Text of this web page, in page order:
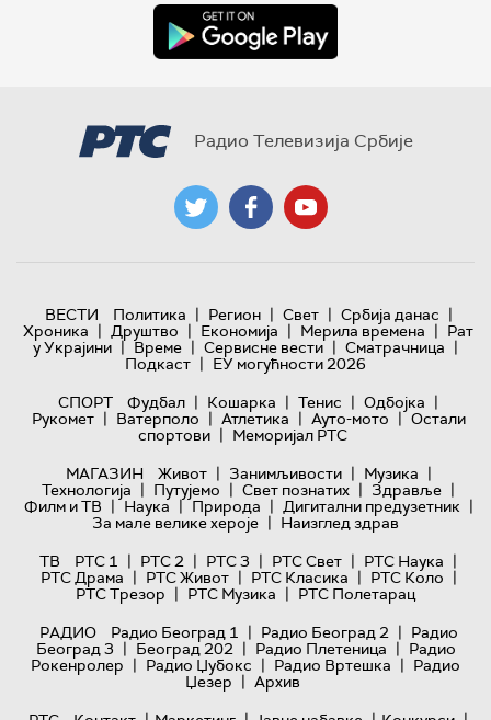
Радио Телевизија Србије
ВЕСТИ Политика | Регион | Свет | Србија данас |
Хроника | Друштво | Економија | Мерила времена | Рат
у Украјини | Време | Сервисне вести | Сматрачница |
Подкаст | ЕУ могућности 2026
СПОРТ
Фудбал | Кошарка | Тенис | Одбојка |
Рукомет | Ватерполо | Атлетика | Ауто-мото | Остали
спортови | Меморијал РТС
МАГАЗИН
Живот | Занимљивости | Музика |
Технологијa | Путујемо | Свет познатих | Здравље |
Филм и ТВ | Наука | Природа | Дигитални предузетник |
За мале велике хероје | Наизглед здрав
ТВ
РТС 1 | РТС 2 | РТС 3 | РТС Свет | РТС Наука |
РТС Драма | РТС Живот | РТС Класика | РТС Коло |
РТС Трезор | РТС Музика | РТС Полетарац
РАДИО
Радио Београд 1 | Радио Београд 2 | Радио
Београд 3 | Београд 202 | Радио Плетеница | Радио
Рокенролер | Радио Џубокс | Радио Вртешка | Радио
Џезер | Архив